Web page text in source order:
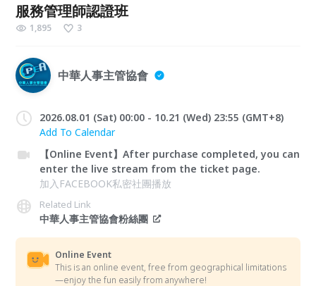
服務管理師認證班
1,895 3
中華人事主管協會
2026.08.01 (Sat) 00:00 - 10.21 (Wed) 23:55 (GMT+8)
Add To Calendar
【Online Event】After purchase completed, you can
enter the live stream from the ticket page.
加入FACEBOOK私密社團播放
Related Link
中華人事主管協會粉絲團
Online Event
This is an online event, free from geographical limitations
—enjoy the fun easily from anywhere!